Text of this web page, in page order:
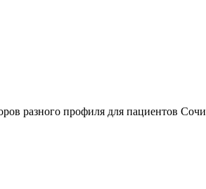
разного профиля для пациентов Сочи